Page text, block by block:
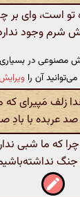
است، وای بر
شرم وجود
در بسیاری
آن را
زلف مَپیرای که
عربده با بادِ
که ما شبی
جنگ